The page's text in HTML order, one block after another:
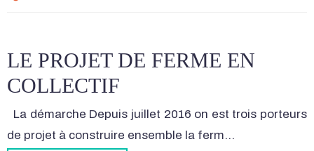
LE PROJET DE FERME EN
COLLECTIF
La démarche Depuis juillet 2016 on est trois porteurs
de projet à construire ensemble la ferm…